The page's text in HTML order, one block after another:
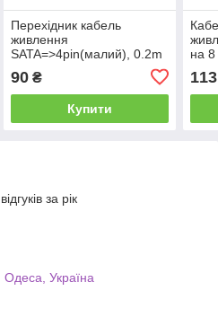
Перехідник кабель
живлення
SATA=>4pin(малий), 0.2m
90₴
Купити
на
113
за рік
Україна